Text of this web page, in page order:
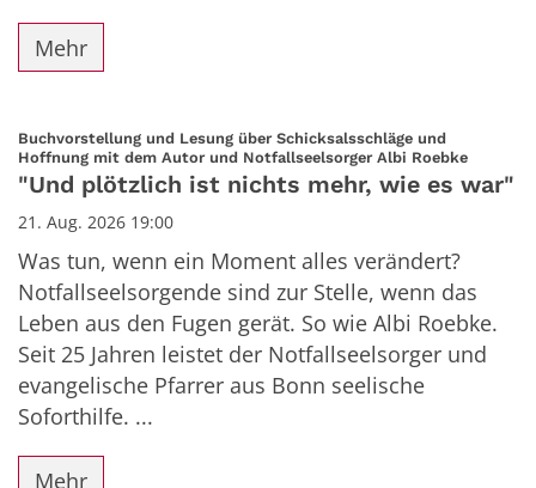
Mehr
Buchvorstellung und Lesung über Schicksalsschläge und
Hoffnung mit dem Autor und Notfallseelsorger Albi Roebke:
"Und plötzlich ist nichts mehr, wie es war"
21. Aug. 2026 19:00
Was tun, wenn ein Moment alles verändert?
Notfallseelsorgende sind zur Stelle, wenn das
Leben aus den Fugen gerät. So wie Albi Roebke.
Seit 25 Jahren leistet der Notfallseelsorger und
evangelische Pfarrer aus Bonn seelische
Soforthilfe. ...
Mehr